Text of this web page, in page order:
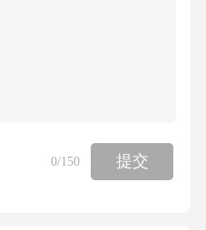
）、分析行业统计数
府部门备案提供依
生产规模本项目设计
0/150 提交